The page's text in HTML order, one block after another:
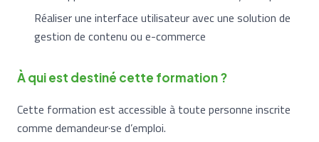
Réaliser une interface utilisateur avec une solution de
gestion de contenu ou e-commerce
À qui est destiné cette formation ?
Cette formation est accessible à toute personne inscrite
comme demandeur·se d’emploi.